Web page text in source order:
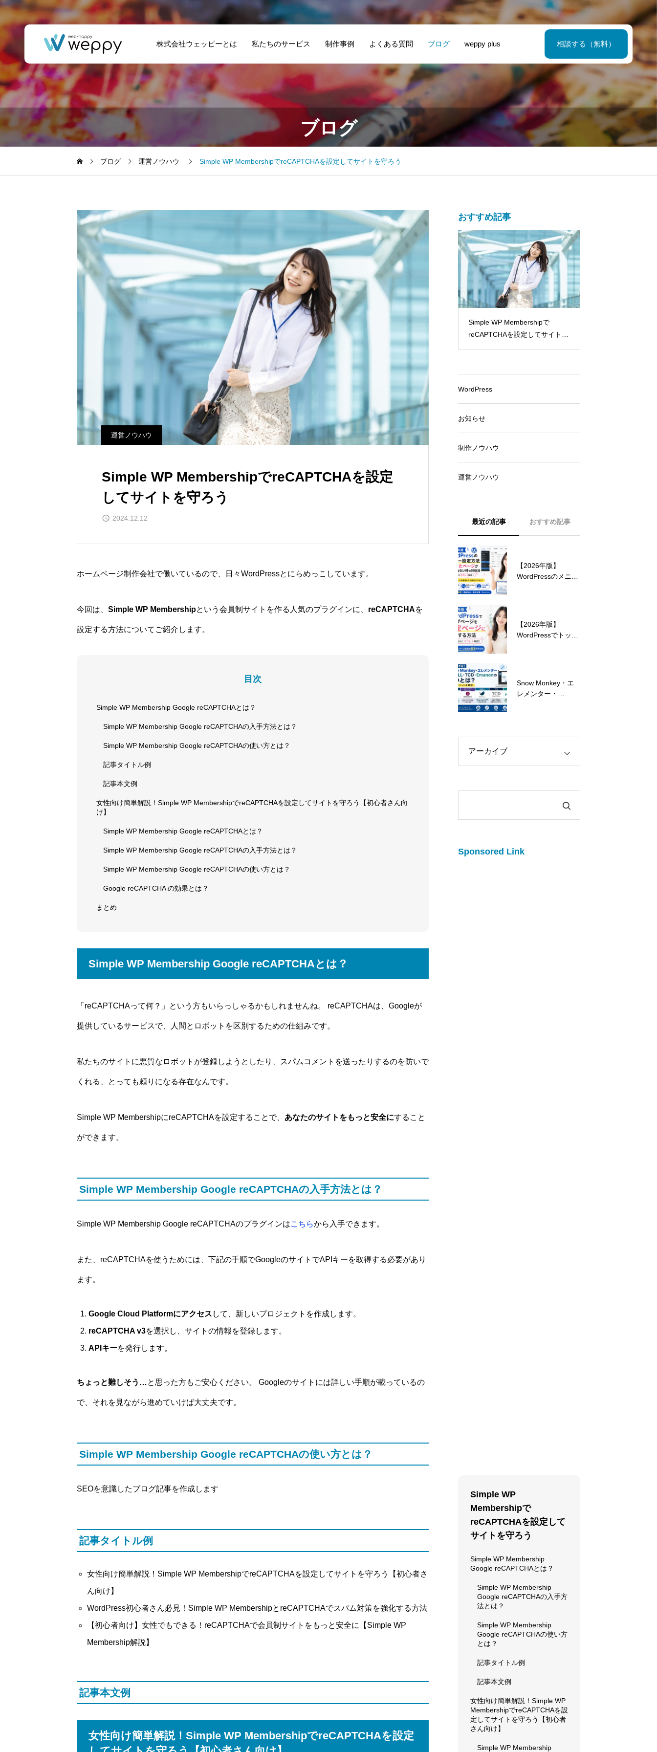
株式会社ウェッピーとは 私たちのサービス 制作事例 よくある質問 ブログ weppy plus 相談する（無料）
車試乗サービス提
ージ制作
在宅医療提供法人
– ホームページ制
社会労務士事務所
– ホームページ制
作
介護システム開
会社 – サービス
介サイト制作
noPlaceの3つの特
徴を解説
Google MEOの書
き方
エックスサーバー
2段階認証 解除 ３
つの手順 を解説
インドネシアの
ザインの世界へ
うこそ！3つの
ブログ
ブログ 運営ノウハウ Simple WP MembershipでreCAPTCHAを設定してサイトを守ろう
運営ノウハウ
Simple WP MembershipでreCAPTCHAを設定
してサイトを守ろう
2024.12.12
ホームページ制作会社で働いているので、日々WordPressとにらめっこしています。
今回は、 Simple WP Membershipという会員制サイトを作る人気のプラグインに、 reCAPTCHAを
設定する方法についてご紹介します。
目次
Simple WP Membership Google reCAPTCHAとは？
Simple WP Membership Google reCAPTCHAの入手方法とは？
Simple WP Membership Google reCAPTCHAの使い方とは？
記事タイトル例
記事本文例
女性向け簡単解説！Simple WP MembershipでreCAPTCHAを設定してサイトを守ろう【初心者さん向
け】
Simple WP Membership Google reCAPTCHAとは？
Simple WP Membership Google reCAPTCHAの入手方法とは？
Simple WP Membership Google reCAPTCHAの使い方とは？
Google reCAPTCHA の効果とは？
まとめ
Simple WP Membership Google reCAPTCHAとは？
「reCAPTCHAって何？」という方もいらっしゃるかもしれませんね。 reCAPTCHAは、Googleが
提供しているサービスで、人間とロボットを区別するための仕組みです。
私たちのサイトに悪質なロボットが登録しようとしたり、スパムコメントを送ったりするのを防いで
くれる、とっても頼りになる存在なんです。
Simple WP MembershipにreCAPTCHAを設定することで、 あなたのサイトをもっと安全にすること
ができます。
Simple WP Membership Google reCAPTCHAの入手方法とは？
Simple WP Membership Google reCAPTCHAのプラグインはこちらから入手できます。
また、reCAPTCHAを使うためには、下記の手順でGoogleのサイトでAPIキーを取得する必要があり
ます。
Google Cloud Platformにアクセス して、新しいプロジェクトを作成します。
reCAPTCHA v3を選択し、サイトの情報を登録します。
APIキーを発行します。
ちょっと難しそう…と思った方もご安心ください。 Googleのサイトには詳しい手順が載っているの
で、それを見ながら進めていけば大丈夫です。
Simple WP Membership Google reCAPTCHAの使い方とは？
SEOを意識したブログ記事を作成します
記事タイトル例
女性向け簡単解説！Simple WP MembershipでreCAPTCHAを設定してサイトを守ろう【初心者さ
ん向け】
WordPress初心者さん必見！Simple WP MembershipとreCAPTCHAでスパム対策を強化する方法
【初心者向け】女性でもできる！reCAPTCHAで会員制サイトをもっと安全に【Simple WP
Membership解説】
記事本文例
女性向け簡単解説！Simple WP MembershipでreCAPTCHAを設定
おすすめ記事
Google MEOの書き方
Simple WP Membershipで
reCAPTCHAを設定してサイトを
WordPress
お知らせ
制作ノウハウ
運営ノウハウ
最近の記事 おすすめ記事
【2026年版】
WordPressのメニュ
【2026年版】
WordPressでトップ
Snow Monkey・エ
レメンター・
を解説
ランサーズ ランキン
グ 2024 受賞のお知
見込み客を獲得する
ためのホームページ
朗報！弊社ウェブサ
イト制作が補助金対
Simple WP
Membershipで
reCAPTCHAを設定して
サイトを守ろう
Simple WP Membership
Google reCAPTCHAとは？
Simple WP Membership
Google reCAPTCHAの入手方
法とは？
Simple WP Membership
Google reCAPTCHAの使い方
とは？
記事タイトル例
記事本文例
女性向け簡単解説！Simple WP
MembershipでreCAPTCHAを設
定してサイトを守ろう【初心者
さん向け】
Simple WP Membership
Sponsored Link